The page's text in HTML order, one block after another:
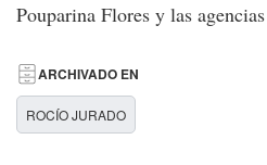
Pouparina Flores y las
ARCHIVADO EN
ROCÍO JURADO